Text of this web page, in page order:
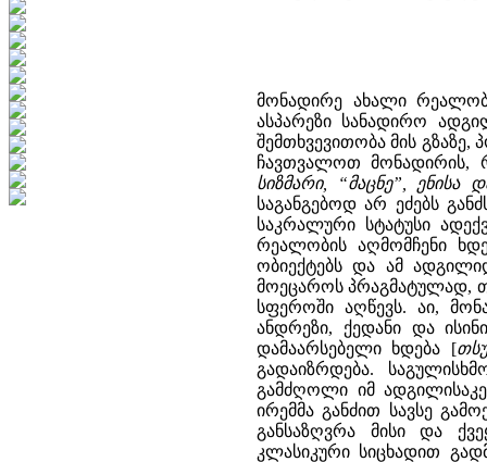
მონადირე ახალი
ასპარეზი სანადირო
შემთხვევითობა მის
ჩავთვალოთ მონადირის,
სიზმარი, “მაცნე”, ენისა
საგანგებოდ არ ეძებს
საკრალური სტატუსი
რეალობის აღმომჩენი
ობიექტებს და ამ
მოეცაროს პრაგმატულად,
სფეროში აღწევს. აი,
ანდრეზი, ქედანი და
დამაარსებელი ხდება [
გადაიზრდება.
გამძღოლი იმ
ირემმა განძით სავსე
განსაზღვრა მისი და
კლასიკური სიცხადით